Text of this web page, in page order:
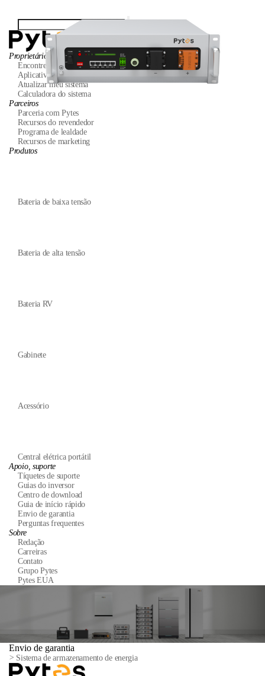
Proprietários
Encontre um instalador
Aplicativo Pytes
Atualizar meu sistema
Calculadora do sistema
Parceiros
Parceria com Pytes
Recursos do revendedor
Programa de lealdade
Recursos de marketing
Produtos
Bateria de baixa tensão
Bateria de alta tensão
Bateria RV
Gabinete
Acessório
Central elétrica portátil
Apoio, suporte
Tíquetes de suporte
Guias do inversor
Centro de download
Guia de início rápido
Envio de garantia
Perguntas frequentes
Sobre
Redação
Carreiras
Contato
Grupo Pytes
Pytes EUA
Envio de garantia
> Sistema de armazenamento de energia